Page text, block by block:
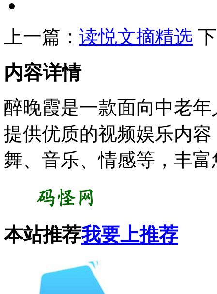
上一篇： 读悦文摘精选
内容详情
醉晚霞是一款面向中老
提供优质的视频娱乐内
舞、音乐、情感等，丰
本站推荐我要上推荐